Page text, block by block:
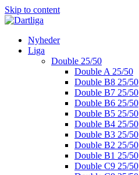
Skip to content
Nyheder
Liga
Double 25/50
Double A 25/50
Double B8 25/50
Double B7 25/50
Double B6 25/50
Double B5 25/50
Double B4 25/50
Double B3 25/50
Double B2 25/50
Double B1 25/50
Double C9 25/50